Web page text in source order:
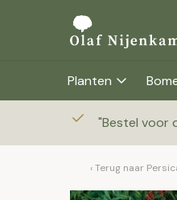
Planten
"Bestel voor
Terug naar